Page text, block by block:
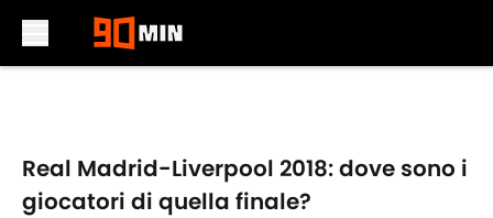
Real Madrid-Liverpool 2018: dove sono i
giocatori di quella finale?